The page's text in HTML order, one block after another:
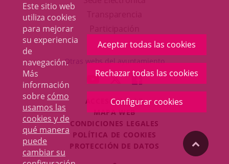
Este sitio web
utiliza cookies
para mejorar
su experiencia
de
navegación.
Más
información
sobre cómo
usamos las
cookies y de
qué manera
puede
cambiar su
Aceptar todas las cookies
Rechazar todas las cookies
Configurar cookies
en
una
ventana
nueva.
aplicación
externa.
Otras webs del ayuntamiento
ENLACE
A
UNA
APLICACIÓN
EXTERNA.
ENLACE
A
UNA
APLICACIÓN
EXTERNA.
ENLACE
A
UNA
EXTERNA.
ACCESIBILIDAD
MAPA WEB
CONDICIONES LEGALES
POLÍTICA DE COOKIES
PROTECCIÓN DE DATOS
"Volver